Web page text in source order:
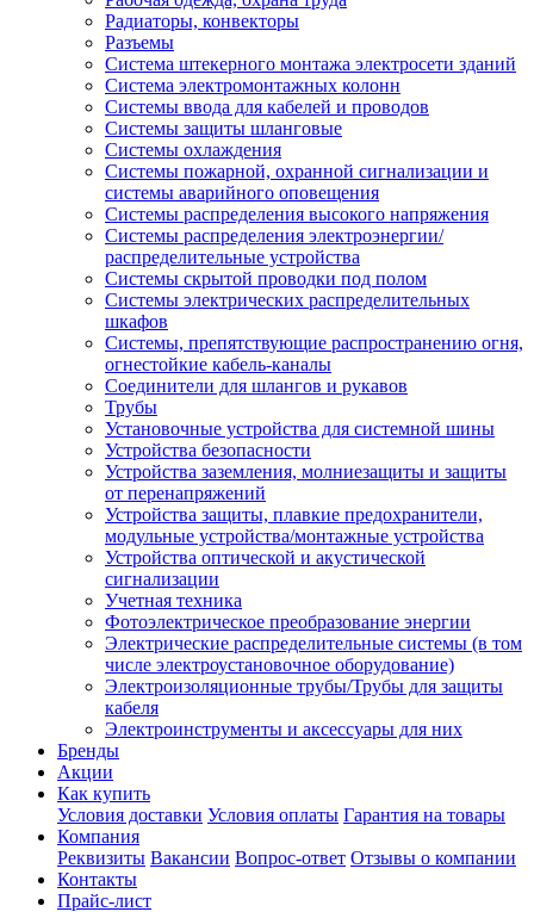
Радиаторы, конвекторы
Разъемы
Система штекерного монтажа электросети зданий
Система электромонтажных колонн
Системы ввода для кабелей и проводов
Системы защиты шланговые
Системы охлаждения
Системы пожарной, охранной сигнализации и
системы аварийного оповещения
Системы распределения высокого напряжения
Системы распределения электроэнергии/
распределительные устройства
Системы скрытой проводки под полом
Системы электрических распределительных
шкафов
Системы, препятствующие распространению огня,
огнестойкие кабель-каналы
Соединители для шлангов и рукавов
Трубы
Установочные устройства для системной шины
Устройства безопасности
Устройства заземления, молниезащиты и защиты
от перенапряжений
Устройства защиты, плавкие предохранители,
модульные устройства/монтажные устройства
Устройства оптической и акустической
сигнализации
Учетная техника
Фотоэлектрическое преобразование энергии
Электрические распределительные системы (в том
числе электроустановочное оборудование)
Электроизоляционные трубы/Трубы для защиты
кабеля
Электроинструменты и аксессуары для них
Бренды
Акции
Как купить
Условия доставки Условия оплаты Гарантия на товары
Компания
Реквизиты Вакансии Вопрос-ответ Отзывы о компании
Контакты
Прайс-лист